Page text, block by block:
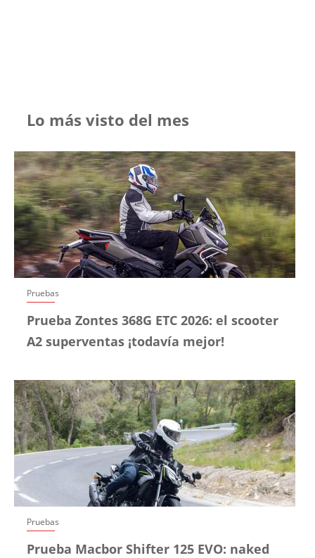
Lo más visto del mes
Pruebas
Prueba Zontes 368G ETC 2026: el scooter
A2 superventas ¡todavía mejor!
Pruebas
Prueba Macbor Shifter 125 EVO: naked